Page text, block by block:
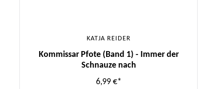
KATJA REIDER
Kommissar Pfote (Band 1) - Immer der
Schnauze nach
6,99 €*